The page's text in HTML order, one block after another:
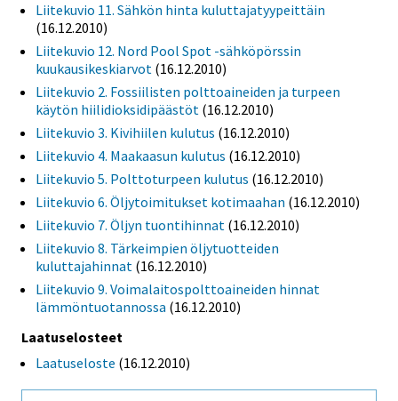
Liitekuvio 11. Sähkön hinta kuluttajatyypeittäin
(16.12.2010)
Liitekuvio 12. Nord Pool Spot -sähköpörssin
kuukausikeskiarvot (16.12.2010)
Liitekuvio 2. Fossiilisten polttoaineiden ja turpeen
käytön hiilidioksidipäästöt (16.12.2010)
Liitekuvio 3. Kivihiilen kulutus (16.12.2010)
Liitekuvio 4. Maakaasun kulutus (16.12.2010)
Liitekuvio 5. Polttoturpeen kulutus (16.12.2010)
Liitekuvio 6. Öljytoimitukset kotimaahan (16.12.2010)
Liitekuvio 7. Öljyn tuontihinnat (16.12.2010)
Liitekuvio 8. Tärkeimpien öljytuotteiden
kuluttajahinnat (16.12.2010)
Liitekuvio 9. Voimalaitospolttoaineiden hinnat
lämmöntuotannossa (16.12.2010)
Laatuselosteet
Laatuseloste (16.12.2010)